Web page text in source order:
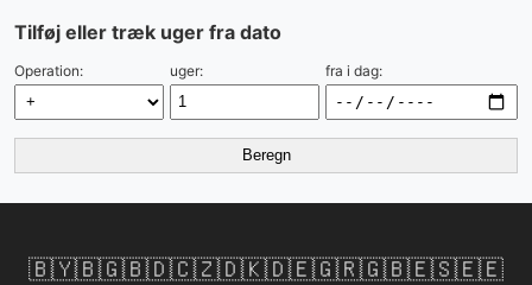
Tilføj eller træk uger fra dato
Operation: uger: fra i dag:
Beregn
🇧🇾🇧🇬🇧🇩🇨🇿🇩🇰🇩🇪🇬🇷🇬🇧🇪🇸🇪🇪